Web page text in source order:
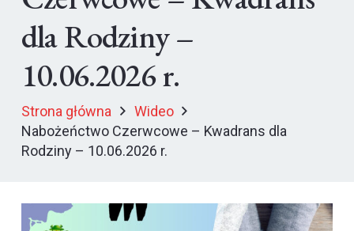
dla Rodziny –
10.06.2026 r.
Strona główna
Wideo
Nabożeńctwo Czerwcowe – Kwadrans dla
Rodziny – 10.06.2026 r.